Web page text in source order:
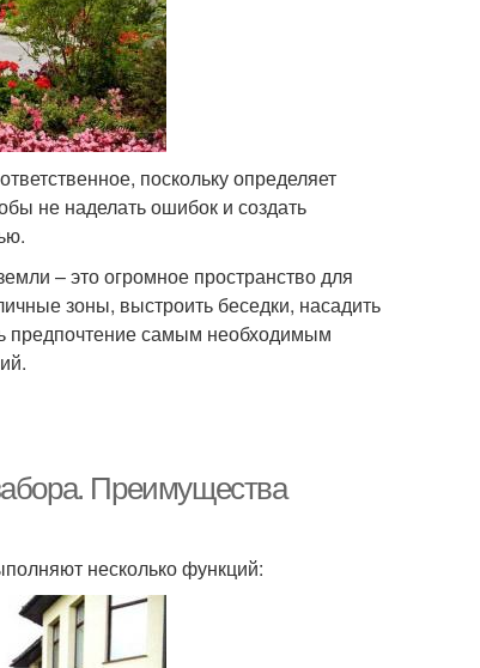
поскольку определяет
не наделать ошибок и создать
– это огромное пространство для
зоны, выстроить беседки, насадить
предпочтение самым необходимым
Преимущества
несколько функций: